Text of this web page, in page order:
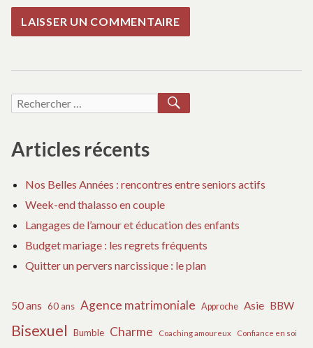
Recherche
RECHERCHER
Articles récents
Nos Belles Années : rencontres entre seniors actifs
Week-end thalasso en couple
Langages de l’amour et éducation des enfants
Budget mariage : les regrets fréquents
Quitter un pervers narcissique : le plan
50 ans 60 ans Agence matrimoniale Approche Asie BBW
Bisexuel Bumble Charme Coaching amoureux Confiance en soi